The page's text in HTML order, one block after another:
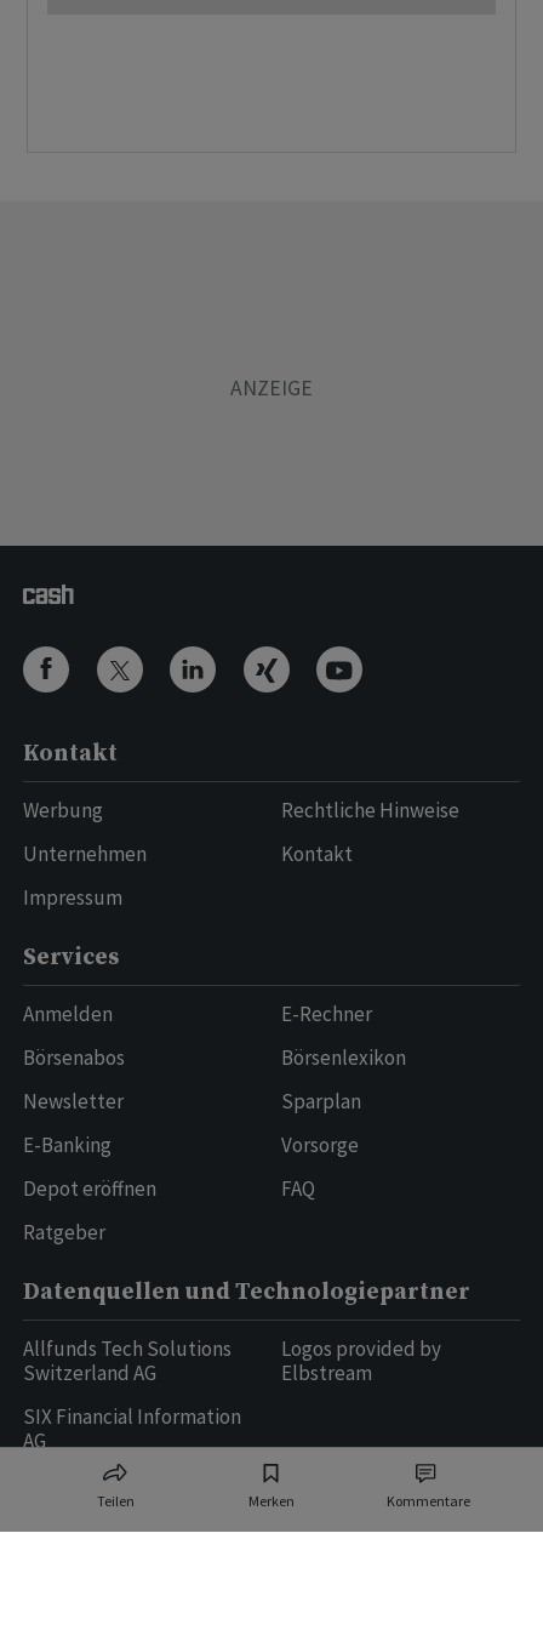
Teilen Merken Kommentare
Kontakt
Werbung
Unternehmen
Impressum
Rechtliche Hinweise
Kontakt
Services
Anmelden
Börsenabos
Newsletter
E-Banking
Depot eröffnen
Ratgeber
E-Rechner
Börsenlexikon
Sparplan
Vorsorge
FAQ
Datenquellen und Technologiepartner
Allfunds Tech Solutions
Switzerland AG
SIX Financial Information
AG
Logos provided by
Elbstream
Ringier AG | Ringier Medien Schweiz